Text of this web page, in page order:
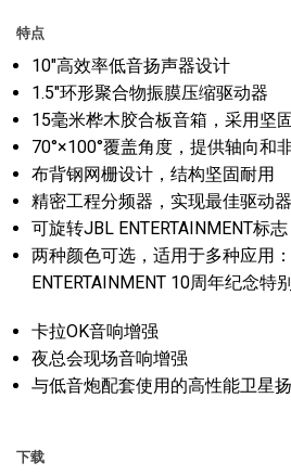
特点
10″高效率低音扬声器设计
1.5″环形聚合物振膜压缩驱动器
15毫米桦木胶合板音箱，采用坚
70°×100°覆盖角度，提供轴向和
布背钢网栅设计，结构坚固耐用
精密工程分频器，实现最佳驱动
可旋转JBL ENTERTAINMENT标
两种颜色可选，适用于多种应用
ENTERTAINMENT 10周年纪念特
卡拉OK音响增强
夜总会现场音响增强
与低音炮配套使用的高性能卫星
下载